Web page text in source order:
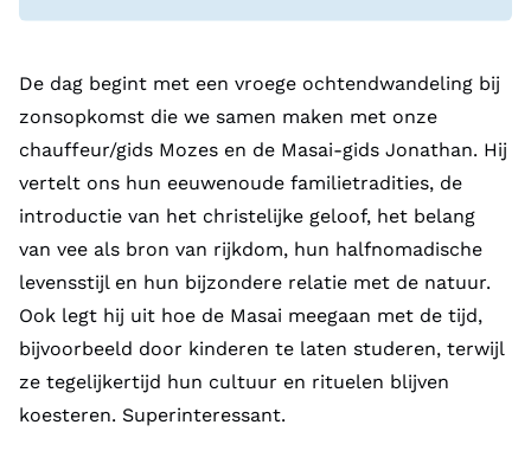
De dag begint met een vroege ochtendwandeling bij
zonsopkomst die we samen maken met onze
chauffeur/gids Mozes en de Masai-gids Jonathan. Hij
vertelt ons hun eeuwenoude familietradities, de
introductie van het christelijke geloof, het belang
van vee als bron van rijkdom, hun halfnomadische
levensstijl en hun bijzondere relatie met de natuur.
Ook legt hij uit hoe de Masai meegaan met de tijd,
bijvoorbeeld door kinderen te laten studeren, terwijl
ze tegelijkertijd hun cultuur en rituelen blijven
koesteren. Superinteressant.